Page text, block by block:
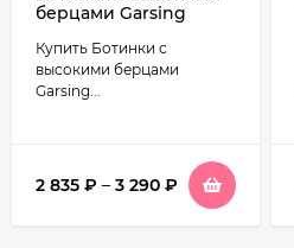
берцами Garsing
м0707
Купить Ботинки с
высокими берцами
Garsing...
2 835 ₽ – 3 290 ₽